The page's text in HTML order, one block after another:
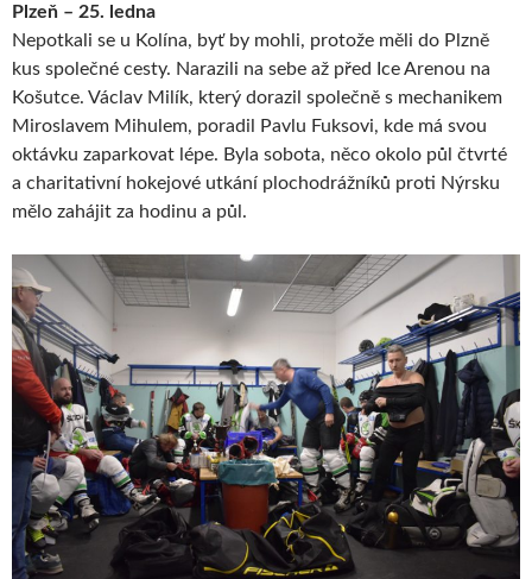
Plzeň – 25. ledna
Nepotkali se u Kolína, byť by mohli, protože měli do Plzně
kus společné cesty. Narazili na sebe až před Ice Arenou na
Košutce. Václav Milík, který dorazil společně s mechanikem
Miroslavem Mihulem, poradil Pavlu Fuksovi, kde má svou
oktávku zaparkovat lépe. Byla sobota, něco okolo půl čtvrté
a charitativní hokejové utkání plochodrážníků proti Nýrsku
mělo zahájit za hodinu a půl.